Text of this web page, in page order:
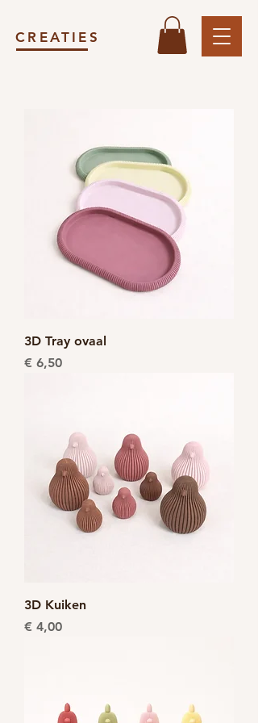
CREATIES
3D Tray ovaal
Prijs
€ 6,50
3D Kuiken
Prijs
€ 4,00